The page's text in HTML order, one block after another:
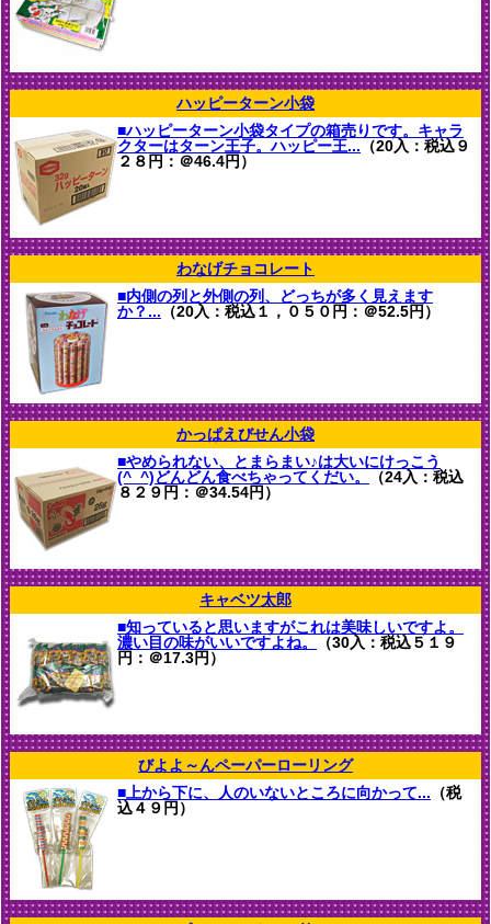
ハッピーターン小袋
■ハッピーターン小袋タイプの箱売りです。キャラ
クターはターン王子。ハッピー王... （20入：税込９
２８円：＠46.4円）
わなげチョコレート
■内側の列と外側の列、どっちが多く見えます
か？... （20入：税込１，０５０円：＠52.5円）
かっぱえびせん小袋
■やめられない、とまらまい♪は大いにけっこう
(^_^)どんどん食べちゃってくだい。
（24入：税込
８２９円：＠34.54円）
キャベツ太郎
■知っていると思いますがこれは美味しいですよ。
濃い目の味がいいですよね。
（30入：税込５１９
円：＠17.3円）
びよよ～んペーパーローリング
■上から下に、人のいないところに向かって... （税
込４９円）